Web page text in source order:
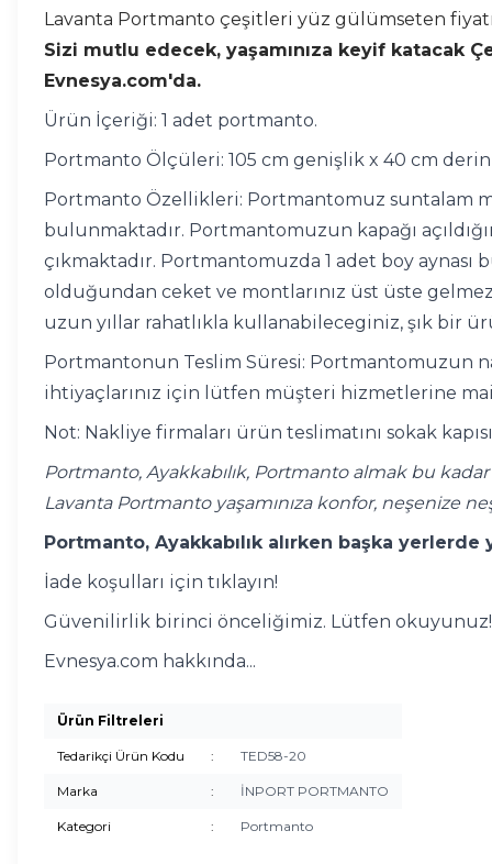
Lavanta Portmanto çeşitleri yüz gülümseten
Sizi mutlu edecek, yaşamınıza keyif katacak
Evnesya.com'da.
Ürün İçeriği: 1 adet portmanto.
Portmanto Ölçüleri: 105 cm genişlik x 40 cm
Portmanto Özellikleri: Portmantomuz suntalam
bulunmaktadır. Portmantomuzun kapağı
çıkmaktadır. Portmantomuzda 1 adet boy
olduğundan ceket ve montlarınız üst üste
uzun yıllar rahatlıkla kullanabileceginiz, şık bir
Portmantonun Teslim Süresi: Portmantomuzun
ihtiyaçlarınız için lütfen müşteri hizmetlerine
Not: Nakliye firmaları ürün teslimatını sokak
Portmanto, Ayakkabılık, Portmanto almak bu
Lavanta Portmanto yaşamınıza konfor, neşenize
Portmanto, Ayakkabılık alırken başka yerlerde
İade koşulları için tıklayın!
Güvenilirlik birinci önceliğimiz. Lütfen okuyunuz!
Evnesya.com hakkında...
Ürün Filtreleri
Tedarikçi Ürün Kodu : TED58-20
Marka : İNPORT PORTMANTO
Kategori : Portmanto